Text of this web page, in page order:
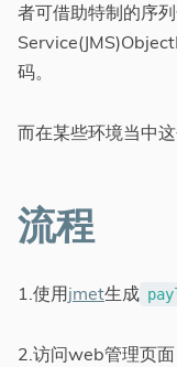
者可借助特制的序
码。
而在某些环境当中
流程
1.使用jmet生成
2.访问web管理页面